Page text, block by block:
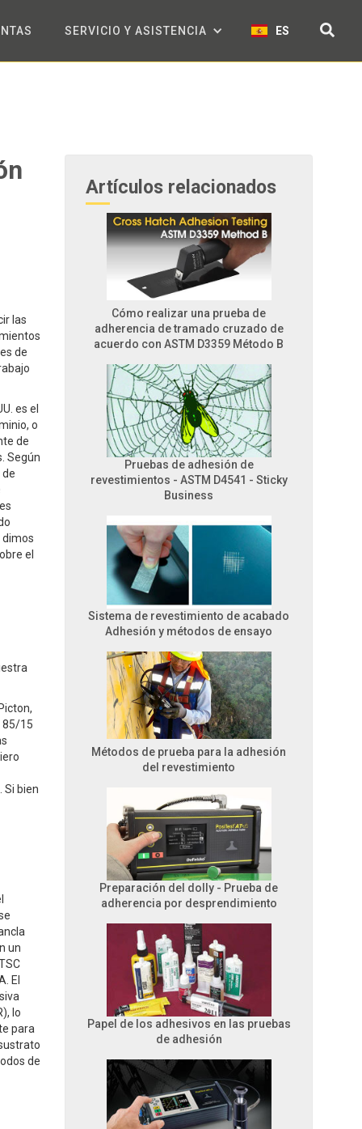
SERVICIO Y ASISTENCIA ES
las
de
es el
o
de
Según
dimos
el
85/15
Si bien
un
El
lo
para
de
Artículos relacionados
Cómo realizar una prueba de
adherencia de tramado cruzado de
acuerdo con ASTM D3359 Método B
Pruebas de adhesión de
revestimientos - ASTM D4541 - Sticky
Business
Sistema de revestimiento de acabado
Adhesión y métodos de ensayo
Métodos de prueba para la adhesión
del revestimiento
Preparación del dolly - Prueba de
adherencia por desprendimiento
Papel de los adhesivos en las pruebas
de adhesión